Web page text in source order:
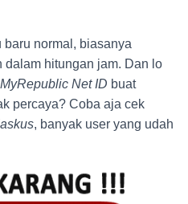
normal, biasanya
hitungan jam. Dan lo
MyRepublic Net ID buat
percaya? Coba aja cek
, banyak user yang udah